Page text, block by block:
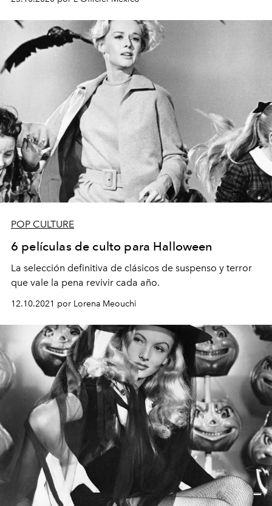
POP CULTURE
6 películas de culto para Halloween
La selección definitiva de clásicos de suspenso y terror
que vale la pena revivir cada año.
12.10.2021 por Lorena Meouchi